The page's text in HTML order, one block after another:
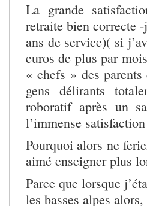
La grande
retraite bien correcte
ans de service)( si
euros de plus par
« chefs » des
gens délirants
roboratif après un
l’immense
Pourquoi alors ne
aimé enseigner plus
Parce que lorsque
les basses alpes